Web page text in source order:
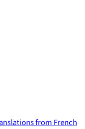
from French